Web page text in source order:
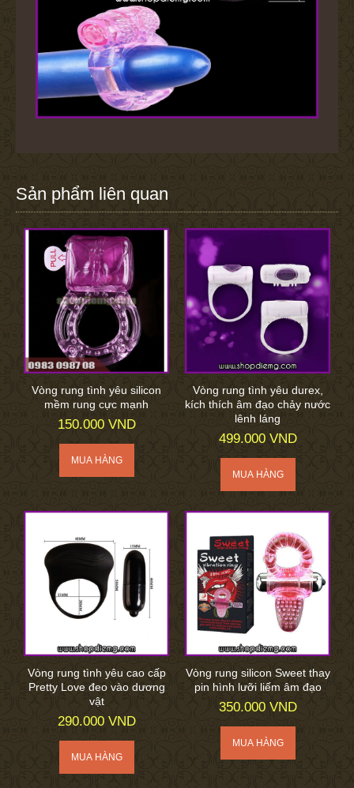
Sản phẩm liên quan
Vòng rung tình yêu silicon
mềm rung cực mạnh
150.000 VND
Vòng rung tình yêu durex,
kích thích âm đạo chảy nước
lênh láng
499.000 VND
Vòng rung tình yêu cao cấp
Pretty Love đeo vào dương
vật
290.000 VND
Vòng rung silicon Sweet thay
pin hình lưỡi liếm âm đạo
350.000 VND